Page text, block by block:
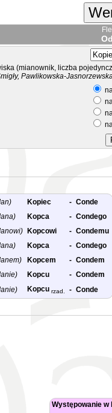
(mianownik, liczba
Pawlikowska-
Kopiec - Conde
Kopca - Condego
Kopcowi - Condemu
Kopca - Condego
Kopcem - Condem
Kopcu - Condem
Kopcu rzad. - Conde
Występowanie w